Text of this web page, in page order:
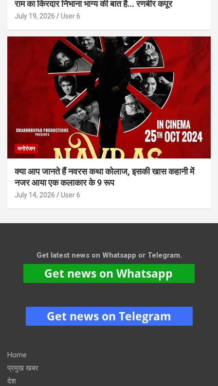
राम का किरदार निभाना भाग्य की बात है… रणबीर कपूर
July 19, 2026 User 6
मनोरंजन
क्या आप जानते हैं नवरस कथा कोलाज, इसकी खास कहानी में
नजर आया एक कलाकार के 9 रूप
July 14, 2026 User 6
Get latest news on Whatsapp or Telegram.
Home
प्रमुख खबर
देश